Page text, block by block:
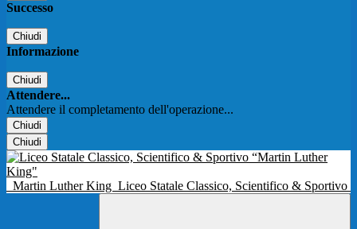
Successo
Chiudi
Informazione
Chiudi
Attendere...
Attendere il completamento dell'operazione...
Chiudi
Chiudi
Martin Luther King Liceo Statale Classico, Scientifico & Sportivo